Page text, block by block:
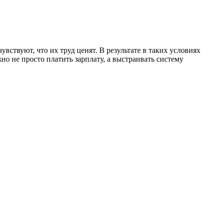
что их труд ценят. В результате в таких условиях
не просто платить зарплату, а выстраивать систему